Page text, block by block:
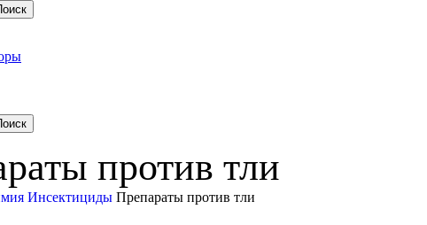
против тли
Инсектициды Препараты против тли